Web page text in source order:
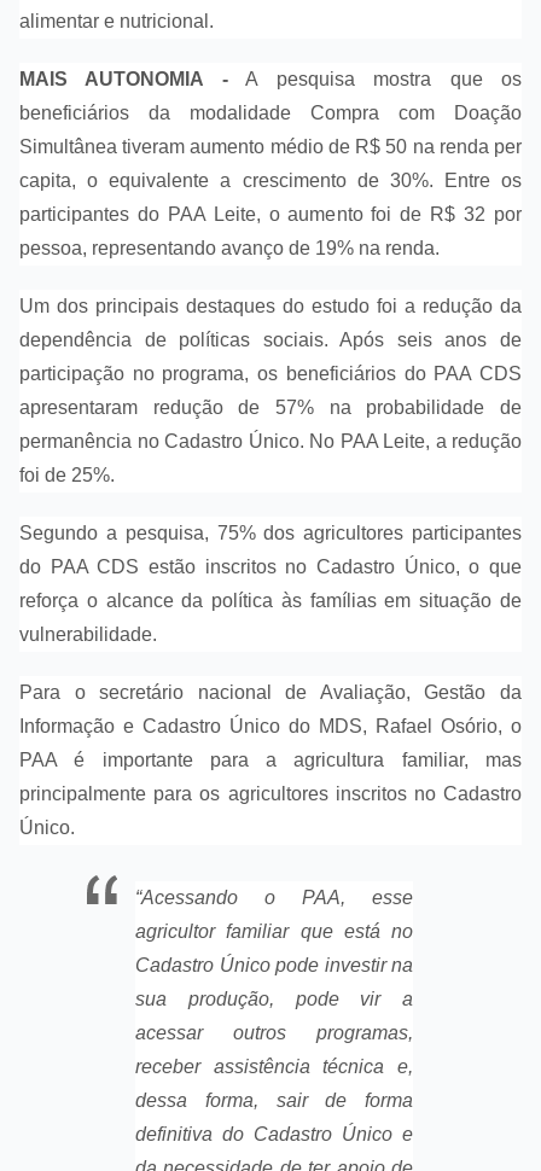
alimentar e nutricional.
MAIS AUTONOMIA -A pesquisa mostra que os
beneficiários da modalidade Compra com Doação
Simultânea tiveram aumento médio de R$ 50 na renda per
capita, o equivalente a crescimento de 30%. Entre os
participantes do PAA Leite, o aumento foi de R$ 32 por
pessoa, representando avanço de 19% na renda.
Um dos principais destaques do estudo foi a redução da
dependência de políticas sociais. Após seis anos de
participação no programa, os beneficiários do PAA CDS
apresentaram redução de 57% na probabilidade de
permanência no Cadastro Único. No PAA Leite, a redução
foi de 25%.
Segundo a pesquisa, 75% dos agricultores participantes
do PAA CDS estão inscritos no Cadastro Único, o que
reforça o alcance da política às famílias em situação de
vulnerabilidade.
Para o secretário nacional de Avaliação, Gestão da
Informação e Cadastro Único do MDS, Rafael Osório, o
PAA é importante para a agricultura familiar, mas
principalmente para os agricultores inscritos no Cadastro
Único.
“Acessando o PAA, esse
agricultor familiar que está no
Cadastro Único pode investir na
sua produção, pode vir a
acessar outros programas,
receber assistência técnica e,
dessa forma, sair de forma
definitiva do Cadastro Único e